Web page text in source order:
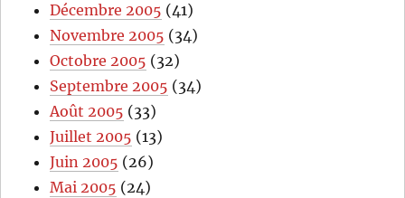
Décembre 2005 (41)
Novembre 2005 (34)
Octobre 2005 (32)
Septembre 2005 (34)
Août 2005 (33)
Juillet 2005 (13)
Juin 2005 (26)
Mai 2005 (24)